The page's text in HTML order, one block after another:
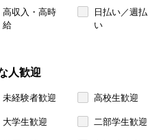
高収入・高時
給
日払い／週払
い
人歓迎
未経験者歓迎 高校生歓迎
大学生歓迎 二部学生歓迎